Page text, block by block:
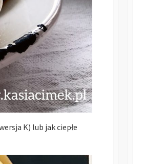
K) lub jak ciepłe